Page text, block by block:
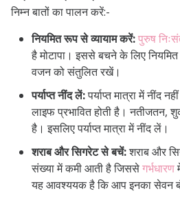
निम्न बातों का पालन करें:-
नियमित रूप से व्यायाम करें:पुरुष
है मोटापा। इससे बचने के लिए
वजन को संतुलित रखें।
पर्याप्त नींद लें:पर्याप्त मात्रा में
लाइफ प्रभावित होती है। नतीजतन,
है। इसलिए पर्याप्त मात्रा में नींद लें।
शराब और सिगरेट से बचें:शराब और
संख्या में कमी आती है जिससेगर्भधारण
यह आवश्ययक है कि आप इनका सेवन